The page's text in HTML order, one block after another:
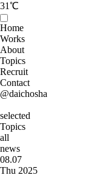
31℃
Home
Works
About
Topics
Recruit
Contact
@daichosha
selected
Topics
all
news
08.07
Thu 2025